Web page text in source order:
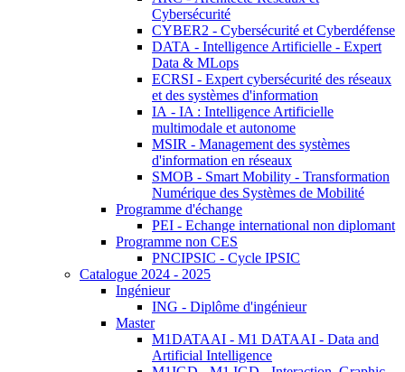
Cybersécurité
CYBER2 - Cybersécurité et Cyberdéfense
DATA - Intelligence Artificielle - Expert
Data & MLops
ECRSI - Expert cybersécurité des réseaux
et des systèmes d'information
IA - IA : Intelligence Artificielle
multimodale et autonome
MSIR - Management des systèmes
d'information en réseaux
SMOB - Smart Mobility - Transformation
Numérique des Systèmes de Mobilité
Programme d'échange
PEI - Echange international non diplomant
Programme non CES
PNCIPSIC - Cycle IPSIC
Catalogue 2024 - 2025
Ingénieur
ING - Diplôme d'ingénieur
Master
M1DATAAI - M1 DATAAI - Data and
Artificial Intelligence